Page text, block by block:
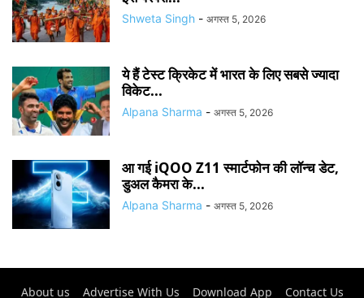
Shweta Singh - अगस्त 5, 2026
ये हैं टेस्ट क्रिकेट में भारत के लिए सबसे ज्यादा
विकेट...
Alpana Sharma - अगस्त 5, 2026
आ गई iQOO Z11 स्मार्टफोन की लॉन्च डेट,
डुअल कैमरा के...
Alpana Sharma - अगस्त 5, 2026
About us Advertise With Us Download App Contact Us